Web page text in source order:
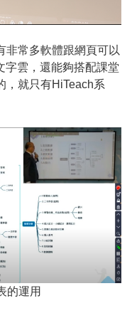
非常多軟體跟網頁可以
字雲，還能夠搭配課堂
，就只有HiTeach系
的運用